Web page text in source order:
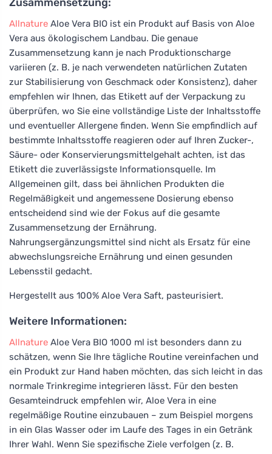
Allnature Aloe Vera BIO ist ein Produkt auf Basis von Aloe
Vera aus ökologischem Landbau. Die genaue
Zusammensetzung kann je nach Produktionscharge
variieren (z. B. je nach verwendeten natürlichen Zutaten
zur Stabilisierung von Geschmack oder Konsistenz), daher
empfehlen wir Ihnen, das Etikett auf der Verpackung zu
überprüfen, wo Sie eine vollständige Liste der Inhaltsstoffe
und eventueller Allergene finden. Wenn Sie empfindlich auf
bestimmte Inhaltsstoffe reagieren oder auf Ihren Zucker-,
Säure- oder Konservierungsmittelgehalt achten, ist das
Etikett die zuverlässigste Informationsquelle. Im
Allgemeinen gilt, dass bei ähnlichen Produkten die
Regelmäßigkeit und angemessene Dosierung ebenso
entscheidend sind wie der Fokus auf die gesamte
Zusammensetzung der Ernährung.
Nahrungsergänzungsmittel sind nicht als Ersatz für eine
abwechslungsreiche Ernährung und einen gesunden
Lebensstil gedacht.
Hergestellt aus 100% Aloe Vera Saft, pasteurisiert.
Weitere Informationen:
Allnature Aloe Vera BIO 1000 ml ist besonders dann zu
schätzen, wenn Sie Ihre tägliche Routine vereinfachen und
ein Produkt zur Hand haben möchten, das sich leicht in das
normale Trinkregime integrieren lässt. Für den besten
Gesamteindruck empfehlen wir, Aloe Vera in eine
regelmäßige Routine einzubauen – zum Beispiel morgens
in ein Glas Wasser oder im Laufe des Tages in ein Getränk
Ihrer Wahl. Wenn Sie spezifische Ziele verfolgen (z. B.